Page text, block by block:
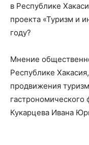
в Республике
проекта «Туризм и
году?
Мнение
Республике
продвижения
гастрономического
Кукарцева Ивана